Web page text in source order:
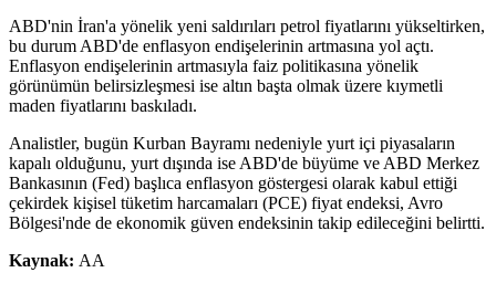
ABD'nin İran'a yönelik yeni saldırıları petrol fiyatlarını yükseltirken,
bu durum ABD'de enflasyon endişelerinin artmasına yol açtı.
Enflasyon endişelerinin artmasıyla faiz politikasına yönelik
görünümün belirsizleşmesi ise altın başta olmak üzere kıymetli
maden fiyatlarını baskıladı.
Analistler, bugün Kurban Bayramı nedeniyle yurt içi piyasaların
kapalı olduğunu, yurt dışında ise ABD'de büyüme ve ABD Merkez
Bankasının (Fed) başlıca enflasyon göstergesi olarak kabul ettiği
çekirdek kişisel tüketim harcamaları (PCE) fiyat endeksi, Avro
Bölgesi'nde de ekonomik güven endeksinin takip edileceğini belirtti.
Kaynak: AA